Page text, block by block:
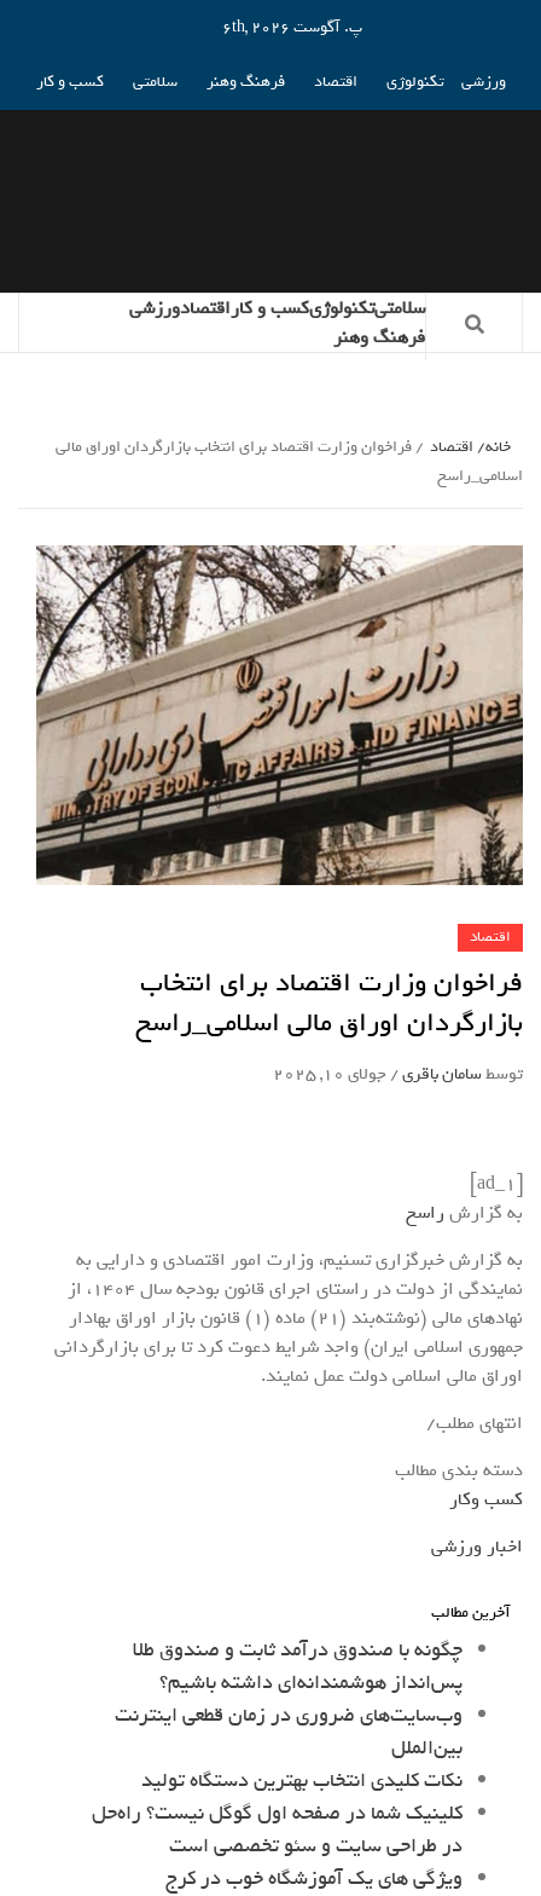
پ. آگوست 6th, 2026
ورزشی تکنولوژی اقتصاد فرهنگ وهنر سلامتی کسب و کار
سلامتیتکنولوژیکسب و کاراقتصادورزشی
فرهنگ وهنر
خانه اقتصاد
فراخوان وزارت اقتصاد برای انتخاب بازارگردان اوراق مالی
اسلامی_راسخ
اقتصاد
فراخوان وزارت اقتصاد برای انتخاب
بازارگردان اوراق مالی اسلامی_راسخ
توسطسامان باقری/ جولای 10, 2025
[ad_1]
به گزارش راسخ
به گزارش خبرگزاری تسنیم، وزارت امور اقتصادی و دارایی به
نمایندگی از دولت در راستای اجرای قانون بودجه سال 1404، از
نهادهای مالی (نوشته‌بند (21) ماده (1) قانون بازار اوراق بهادار
جمهوری اسلامی ایران) واجد شرایط دعوت کرد تا برای بازارگردانی
اوراق مالی اسلامی دولت عمل نمایند.
انتهای مطلب/
دسته بندی مطالب
کسب وکار
اخبار ورزشی
آخرین مطالب
چگونه با صندوق درآمد ثابت و صندوق طلا
پس‌انداز هوشمندانه‌ای داشته باشیم؟
وب‌سایت‌های ضروری در زمان قطعی اینترنت
بین‌الملل
نکات کلیدی انتخاب بهترین دستگاه تولید
کلینیک شما در صفحه اول گوگل نیست؟ راه‌حل
در طراحی سایت و سئو تخصصی است
ویژگی های یک آموزشگاه خوب در کرج